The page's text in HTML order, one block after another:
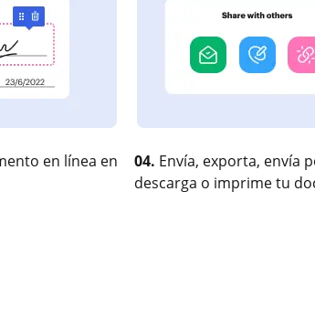
en línea en
04. Envía, exporta, envía
descarga o imprime tu